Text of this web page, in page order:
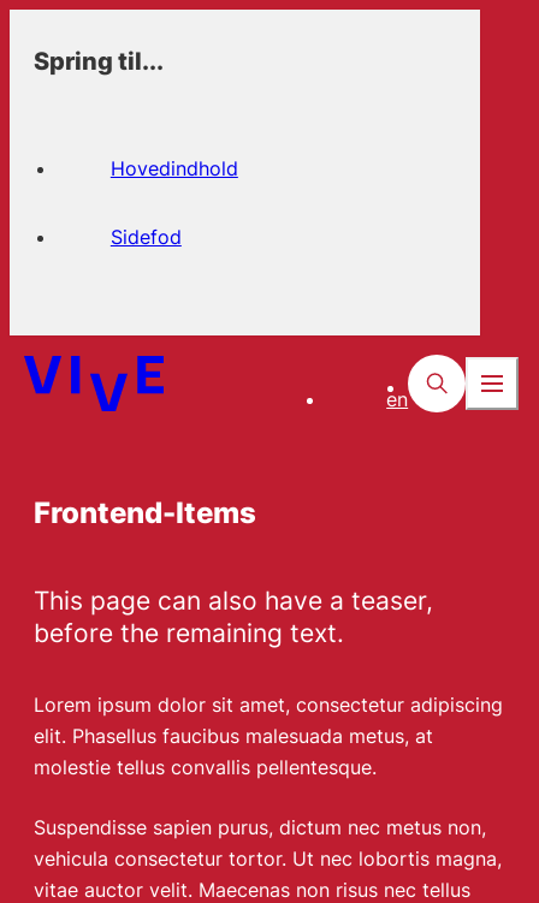
Spring til...
Hovedindhold
Sidefod
en
Frontend-Items
This page can also have a teaser,
before the remaining text.
Lorem ipsum dolor sit amet, consectetur adipiscing
elit. Phasellus faucibus malesuada metus, at
molestie tellus convallis pellentesque.
Suspendisse sapien purus, dictum nec metus non,
vehicula consectetur tortor. Ut nec lobortis magna,
vitae auctor velit. Maecenas non risus nec tellus